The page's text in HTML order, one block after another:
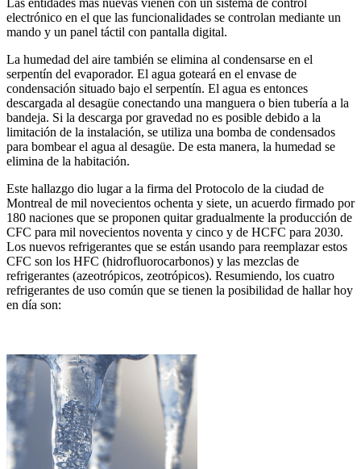
Las entidades más nuevas vienen con un sistema de control
electrónico en el que las funcionalidades se controlan mediante un
mando y un panel táctil con pantalla digital.
La humedad del aire también se elimina al condensarse en el
serpentín del evaporador. El agua goteará en el envase de
condensación situado bajo el serpentín. El agua es entonces
descargada al desagüe conectando una manguera o bien tubería a la
bandeja. Si la descarga por gravedad no es posible debido a la
limitación de la instalación, se utiliza una bomba de condensados
para bombear el agua al desagüe. De esta manera, la humedad se
elimina de la habitación.
Este hallazgo dio lugar a la firma del Protocolo de la ciudad de
Montreal de mil novecientos ochenta y siete, un acuerdo firmado por
180 naciones que se proponen quitar gradualmente la producción de
CFC para mil novecientos noventa y cinco y de HCFC para 2030.
Los nuevos refrigerantes que se están usando para reemplazar estos
CFC son los HFC (hidrofluorocarbonos) y las mezclas de
refrigerantes (azeotrópicos, zeotrópicos). Resumiendo, los cuatro
refrigerantes de uso común que se tienen la posibilidad de hallar hoy
en día son: